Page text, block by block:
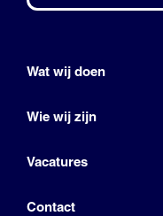
Wat wij doen
Wie wij zijn
Vacatures
Contact